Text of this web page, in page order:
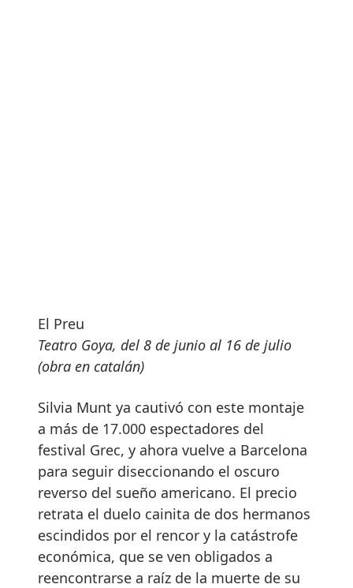
El Preu
Teatro Goya, del 8 de junio al 16 de julio
(obra en catalán)
Silvia Munt ya cautivó con este montaje
a más de 17.000 espectadores del
festival Grec, y ahora vuelve a Barcelona
para seguir diseccionando el oscuro
reverso del sueño americano. El precio
retrata el duelo cainita de dos hermanos
escindidos por el rencor y la catástrofe
económica, que se ven obligados a
reencontrarse a raíz de la muerte de su